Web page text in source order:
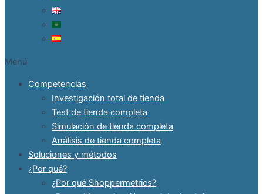
Menú
Competencias
Investigación total de tienda
Test de tienda completa
Simulación de tienda completa
Análisis de tienda completa
Soluciones y métodos
¿Por qué?
¿Por qué Shoppermetrics?